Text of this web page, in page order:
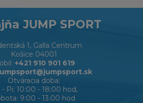
JUMP SPORT
1, Galla Centrum
Košice 04001
+421 910 901 619
Otváracia doba:
- Pi: 10:00 - 18:00 hod,
9:00 - 13:00 hod